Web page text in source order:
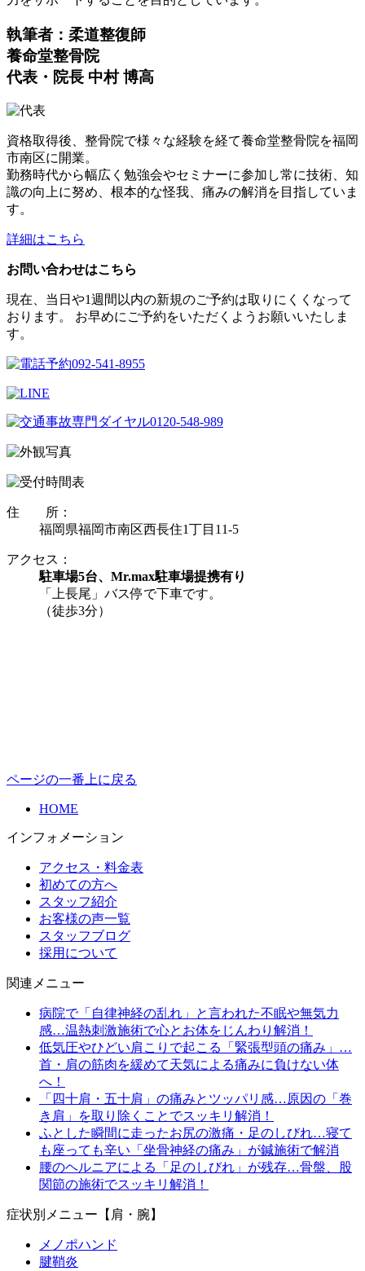
執筆者：柔道整復師
養命堂整骨院
代表・院長 中村 博高
資格取得後、整骨院で様々な経験を経て養命堂整骨院を福岡
市南区に開業。
勤務時代から幅広く勉強会やセミナーに参加し常に技術、知
識の向上に努め、根本的な怪我、痛みの解消を目指していま
す。
詳細はこちら
お問い合わせはこちら
現在、当日や1週間以内の新規のご予約は取りにくくなって
おります。 お早めにご予約をいただくようお願いいたしま
す。
住 所：
福岡県福岡市南区西長住1丁目11-5
アクセス：
駐車場5台、Mr.max駐車場提携有り
「上長尾」バス停で下車です。
（徒歩3分）
ページの一番上に戻る
HOME
インフォメーション
アクセス・料金表
初めての方へ
スタッフ紹介
お客様の声一覧
スタッフブログ
採用について
関連メニュー
病院で「自律神経の乱れ」と言われた不眠や無気力
感…温熱刺激施術で心とお体をじんわり解消！
低気圧やひどい肩こりで起こる「緊張型頭の痛み」…
首・肩の筋肉を緩めて天気による痛みに負けない体
へ！
「四十肩・五十肩」の痛みとツッパリ感…原因の「巻
き肩」を取り除くことでスッキリ解消！
ふとした瞬間に走ったお尻の激痛・足のしびれ…寝て
も座っても辛い「坐骨神経の痛み」が鍼施術で解消
腰のヘルニアによる「足のしびれ」が残存…骨盤、股
関節の施術でスッキリ解消！
症状別メニュー【肩・腕】
メノポハンド
腱鞘炎